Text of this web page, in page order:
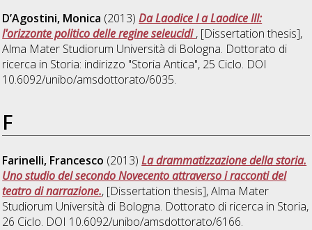
D’Agostini, Monica (2013)Da Laodice I a Laodice III:
l'orizzonte politico delle regine seleucidi, [Dissertation thesis],
Alma Mater Studiorum Università di Bologna. Dottorato di
ricerca in Storia: indirizzo "Storia Antica", 25 Ciclo. DOI
10.6092/unibo/amsdottorato/6035.
F
Farinelli, Francesco (2013)La drammatizzazione della storia.
Uno studio del secondo Novecento attraverso i racconti del
teatro di narrazione., [Dissertation thesis], Alma Mater
Studiorum Università di Bologna. Dottorato di ricerca in Storia,
26 Ciclo. DOI 10.6092/unibo/amsdottorato/6166.